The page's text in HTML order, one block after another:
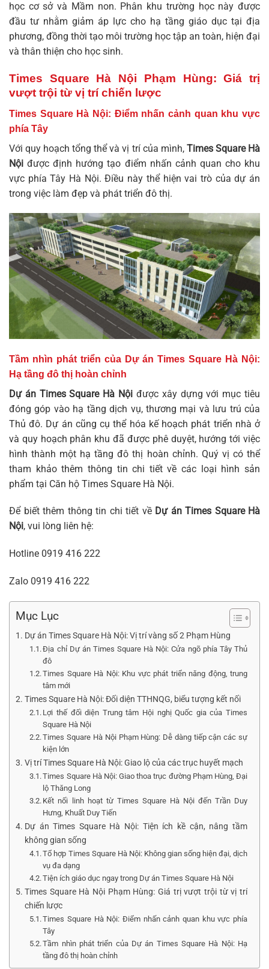
học cơ sở và Mầm non. Phân khu trường học này được
đầu tư nhằm giảm áp lực cho hạ tầng giáo dục tại địa
phương, đồng thời tạo môi trường học tập an toàn, hiện đại
và thân thiện cho học sinh.
Times Square Hà Nội Phạm Hùng: Giá trị
vượt trội từ vị trí chiến lược
Times Square Hà Nội: Điểm nhấn cảnh quan khu vực
phía Tây
Với quy hoạch tổng thể và vị trí của mình, Times Square Hà
Nội được định hướng tạo điểm nhấn cảnh quan cho khu
vực phía Tây Hà Nội. Điều này thể hiện vai trò của dự án
trong việc làm đẹp và phát triển đô thị.
Tầm nhìn phát triển của Dự án Times Square Hà Nội:
Hạ tầng đô thị hoàn chỉnh
Dự án Times Square Hà Nội được xây dựng với mục tiêu
đóng góp vào hạ tầng dịch vụ, thương mại và lưu trú của
Thủ đô. Dự án cũng cụ thể hóa kế hoạch phát triển nhà ở
và quy hoạch phân khu đã được phê duyệt, hướng tới việc
hình thành một hạ tầng đô thị hoàn chỉnh. Quý vị có thể
tham khảo thêm thông tin chi tiết về các loại hình sản
phẩm tại Căn hộ Times Square Hà Nội.
Để biết thêm thông tin chi tiết về Dự án Times Square Hà
Nội, vui lòng liên hệ:
Hotline 0919 416 222
Zalo 0919 416 222
Mục Lục
Dự án Times Square Hà Nội: Vị trí vàng số 2 Phạm Hùng
Địa chỉ Dự án Times Square Hà Nội: Cửa ngõ phía Tây Thủ
đô
Times Square Hà Nội: Khu vực phát triển năng động, trung
tâm mới
Times Square Hà Nội: Đối diện TTHNQG, biểu tượng kết nối
Lợi thế đối diện Trung tâm Hội nghị Quốc gia của Times
Square Hà Nội
Times Square Hà Nội Phạm Hùng: Dễ dàng tiếp cận các sự
kiện lớn
Vị trí Times Square Hà Nội: Giao lộ của các trục huyết mạch
Times Square Hà Nội: Giao thoa trục đường Phạm Hùng, Đại
lộ Thăng Long
Kết nối linh hoạt từ Times Square Hà Nội đến Trần Duy
Hưng, Khuất Duy Tiến
Dự án Times Square Hà Nội: Tiện ích kề cận, nâng tầm
không gian sống
Tổ hợp Times Square Hà Nội: Không gian sống hiện đại, dịch
vụ đa dạng
Tiện ích giáo dục ngay trong Dự án Times Square Hà Nội
Times Square Hà Nội Phạm Hùng: Giá trị vượt trội từ vị trí
chiến lược
Times Square Hà Nội: Điểm nhấn cảnh quan khu vực phía
Tây
Tầm nhìn phát triển của Dự án Times Square Hà Nội: Hạ
tầng đô thị hoàn chỉnh